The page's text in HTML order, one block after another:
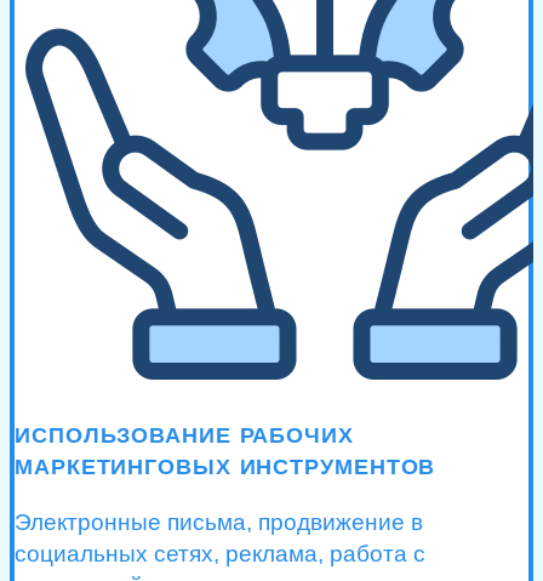
ИСПОЛЬЗОВАНИЕ РАБОЧИХ
МАРКЕТИНГОВЫХ ИНСТРУМЕНТОВ
Электронные письма, продвижение в
социальных сетях, реклама, работа с